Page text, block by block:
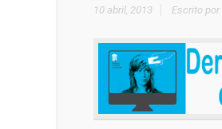
10 abril, 2013 Escrito por